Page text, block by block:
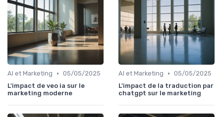
AI et Marketing • 05/05/2025
L'impact de veo ia sur le
marketing moderne
AI et Marketing • 05/05/2025
L'impact de la traduction par
chatgpt sur le marketing